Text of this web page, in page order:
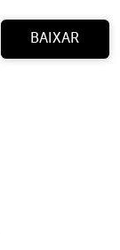
BAIXAR